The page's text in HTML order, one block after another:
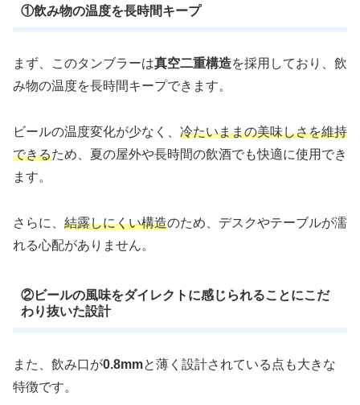
①飲み物の温度を長時間キープ
まず、このタンブラーは真空二重構造を採用しており、飲
み物の温度を長時間キープできます。
ビールの温度変化が少なく、 冷たいままの美味しさを維持
できるため、夏の屋外や長時間の飲酒でも快適に使用でき
ます。
さらに、 結露しにくい構造のため、デスクやテーブルが濡
れる心配がありません。
②ビールの風味をダイレクトに感じられることにこだ
わり抜いた設計
また、飲み口が0.8mmと薄く設計されている点も大きな
特徴です。